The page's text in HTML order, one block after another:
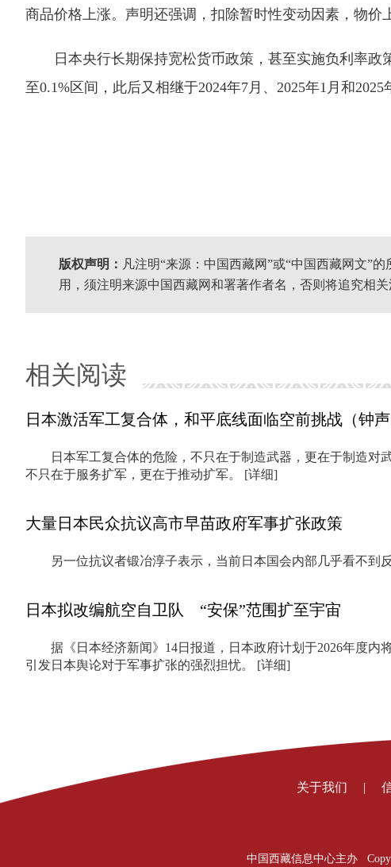
商品价格上涨。声明还强调，扣除暂时性变动因素，物价
日本央行长期保持宽松货币政策，甚至实施负利率政
至0.1%区间，此后又相继于2024年7月、2025年1月和2025
版权声明： 凡注明“来源：中国西藏网”或“中国西藏网文”
用，须注明来源中国西藏网和署著作者名，否则将追究相关
相关阅读
日本激活军工复合体，和平底线面临空前挑战（钟声
日本军工复合体的危险，不只在于制造武器，更在于制造对
不只在于服务扩军，更在于推动扩军。 [详细]
大量日本民众抗议高市早苗政府军事扩张政策
另一位抗议者锻冶淳子表示，当前日本国会内部几乎看不到
日本拟改编航空自卫队 “安保”范围扩至宇宙
据《日本经济新闻》14日报道，日本政府计划于2026年度内
引发日本舆论对于军事扩张的强烈担忧。 [详细]
关于我们 |
中国西藏信息中心主办